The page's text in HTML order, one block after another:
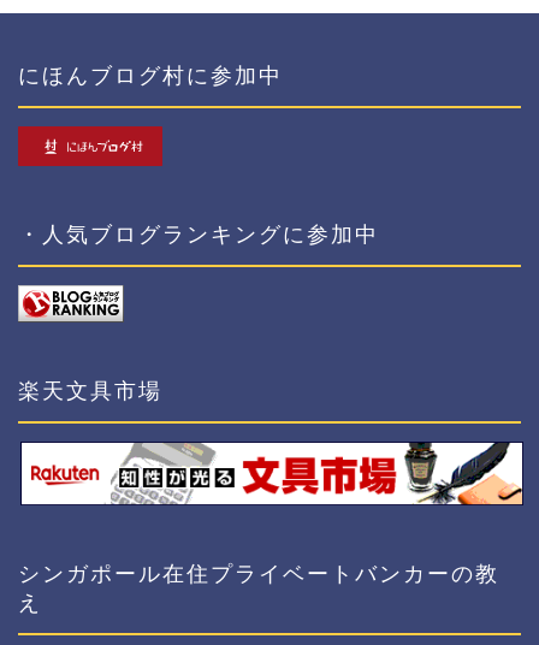
にほんブログ村に参加中
・人気ブログランキングに参加中
楽天文具市場
シンガポール在住プライベートバンカーの教
え